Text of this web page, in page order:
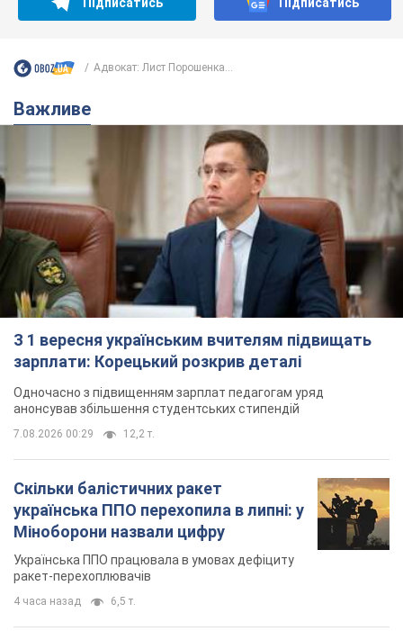
Адвокат: Лист Порошенка...
Важливе
З 1 вересня українським вчителям підвищать
зарплати: Корецький розкрив деталі
Одночасно з підвищенням зарплат педагогам уряд
анонсував збільшення студентських стипендій
7.08.2026 00:29 12,2 т.
Скільки балістичних ракет
українська ППО перехопила в липні: у
Міноборони назвали цифру
Українська ППО працювала в умовах дефіциту
ракет-перехоплювачів
4 часа назад 6,5 т.